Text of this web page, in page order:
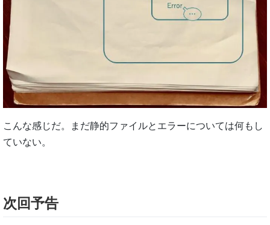
こんな感じだ。まだ静的ファイルとエラーについては何もし
ていない。
次回予告